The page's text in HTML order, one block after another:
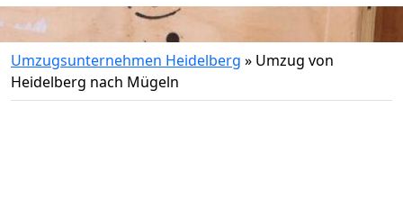
Umzugsunternehmen Heidelberg » Umzug von
Heidelberg nach Mügeln